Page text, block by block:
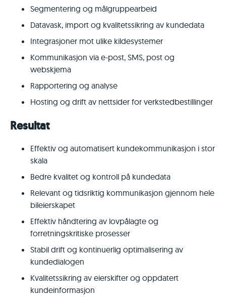
Segmentering og målgruppearbeid
Datavask, import og kvalitetssikring av kundedata
Integrasjoner mot ulike kildesystemer
Kommunikasjon via e-post, SMS, post og
webskjema
Rapportering og analyse
Hosting og drift av nettsider for verkstedbestillinger
Resultat
Effektiv og automatisert kundekommunikasjon i stor
skala
Bedre kvalitet og kontroll på kundedata
Relevant og tidsriktig kommunikasjon gjennom hele
bileierskapet
Effektiv håndtering av lovpålagte og
forretningskritiske prosesser
Stabil drift og kontinuerlig optimalisering av
kundedialogen
Kvalitetssikring av eierskifter og oppdatert
kundeinformasjon